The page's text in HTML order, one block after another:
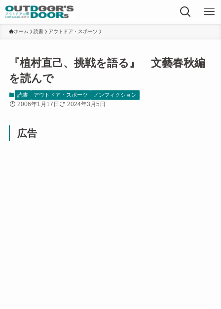
ホーム 読書 アウトドア・スポーツ
『植村直己、挑戦を語る』 文藝春秋編
を読んで
読書 アウトドア・スポーツ ノンフィクション
2006年1月17日 2024年3月5日
広告